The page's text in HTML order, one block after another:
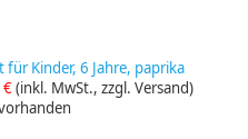
für Kinder, 6 Jahre, paprika
€(inkl. MwSt., zzgl. Versand)